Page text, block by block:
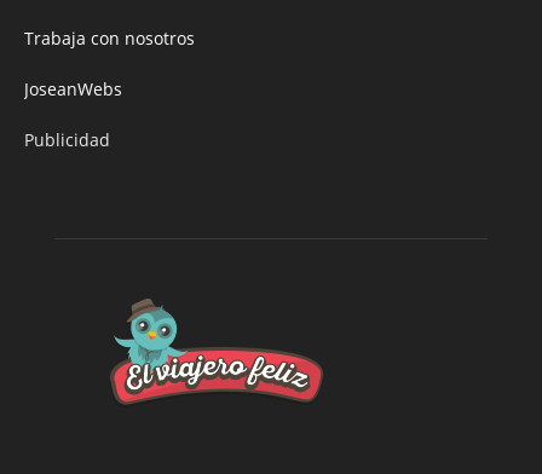
Trabaja con nosotros
JoseanWebs
Publicidad